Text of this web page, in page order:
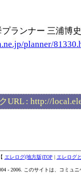
ランナー 三浦博
planner/
URL : http://
【 エレログ(地方版)TOP | エレログ
- 2006. このサイトは、コミュ